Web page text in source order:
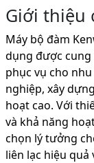
Giới thiệu
Máy bộ đàm
dụng được cung
phục vụ cho
nghiệp, xây
hoạt cao. Với
và khả năng
chọn lý tưởng
liên lạc hiệu quả